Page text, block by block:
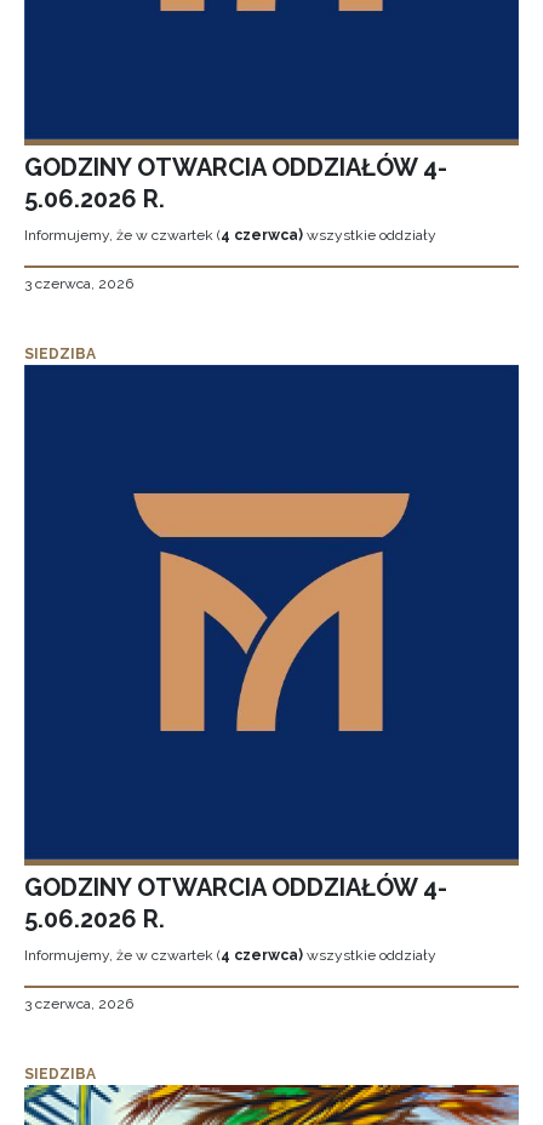
GODZINY OTWARCIA ODDZIAŁÓW 4-
5.06.2026 R.
Informujemy, że w czwartek (4 czerwca) wszystkie oddziały
3 czerwca, 2026
SIEDZIBA
GODZINY OTWARCIA ODDZIAŁÓW 4-
5.06.2026 R.
Informujemy, że w czwartek (4 czerwca) wszystkie oddziały
3 czerwca, 2026
SIEDZIBA